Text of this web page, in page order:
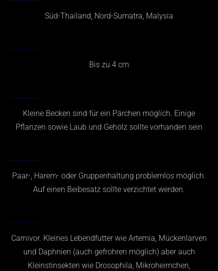
Süd-Thailand, Nord-Sumatra, Malysia
Bis zu 4 cm
Kleine Becken sind für ein Pärchen möglich. Einige
Pflanzen sowie Laub und Gehölz sollte vorhanden sein
Paar-, Harem- oder Gruppenhaltung problemlos möglich.
Auf einen Beibesatz sollte verzichtet werden.
Carnivor. Kleines Lebendfutter wie Artemia, Mückenlarven
und Daphnien (auch gefrohren möglich) aber auch
Kleinstinsekten wie Drosophila, Mikroheimchen,